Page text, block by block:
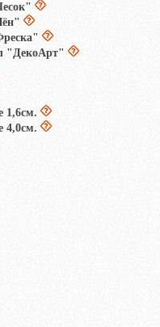
"ДекоАрт"
1,6см.
4,0см.